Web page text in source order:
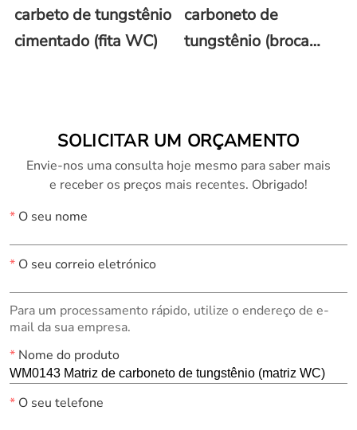
carbeto de tungstênio
cimentado (fita WC)
carboneto de
tungstênio (broca
SOLICITAR UM ORÇAMENTO
Envie-nos uma consulta hoje mesmo para saber mais
e receber os preços mais recentes. Obrigado!
*O seu nome
*O seu correio eletrónico
Para um processamento rápido, utilize o endereço de e-
mail da sua empresa.
*Nome do produto
*O seu telefone